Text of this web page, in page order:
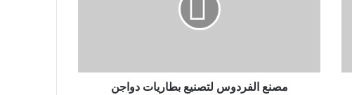
د
مصنع الفردوس لتصنيع بطاريات دواجن